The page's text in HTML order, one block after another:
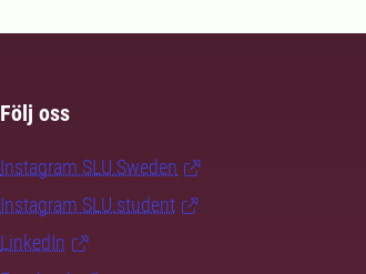
Följ oss
Instagram SLU.Sweden
Instagram SLU.student
LinkedIn